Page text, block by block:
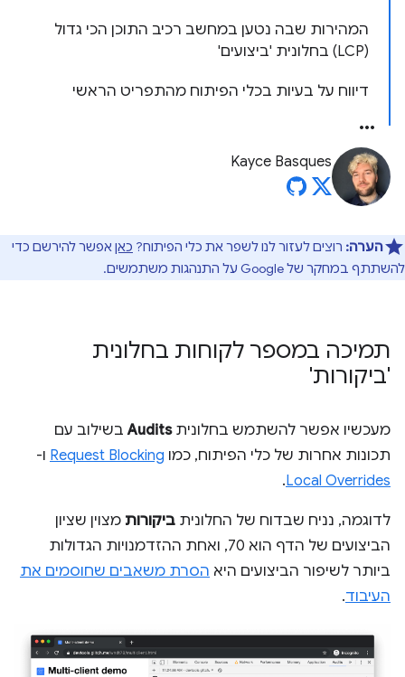
המהירות שבה נטען במחשב רכיב התוכן הכי גדול
(LCP) בחלונית 'ביצועים'
דיווח על בעיות בכלי הפיתוח מהתפריט הראשי
Kayce Basques
הערה: רוצים לעזור לנו לשפר את כלי הפיתוח? כאןאפשר להירשם כדי
להשתתף במחקר של Google על התנהגות משתמשים.
תמיכה במספר לקוחות בחלונית
'ביקורות'
מעכשיו אפשר להשתמש בחלוניתAuditsבשילוב עם
תכונות אחרות של כלי הפיתוח, כמו Request Blocking ו-
Local Overrides
.
לדוגמה, נניח שבדוח של החלונית ביקורות מצוין שציון
הביצועים של הדף הוא 70, ואחת ההזדמנויות הגדולות
ביותר לשיפור הביצועים היא הסרת משאבים שחוסמים את
העיבוד.